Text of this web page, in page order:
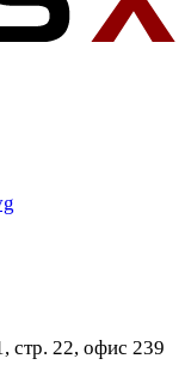
стр. 22, офис 239